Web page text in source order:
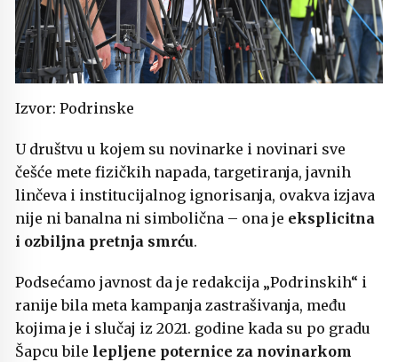
Izvor: Podrinske
U društvu u kojem su novinarke i novinari sve
češće mete fizičkih napada, targetiranja, javnih
linčeva i institucijalnog ignorisanja, ovakva izjava
nije ni banalna ni simbolična – ona je eksplicitna
i ozbiljna pretnja smrću.
Podsećamo javnost da je redakcija „Podrinskih“ i
ranije bila meta kampanja zastrašivanja, među
kojima je i slučaj iz 2021. godine kada su po gradu
Šapcu bile lepljene poternice za novinarkom